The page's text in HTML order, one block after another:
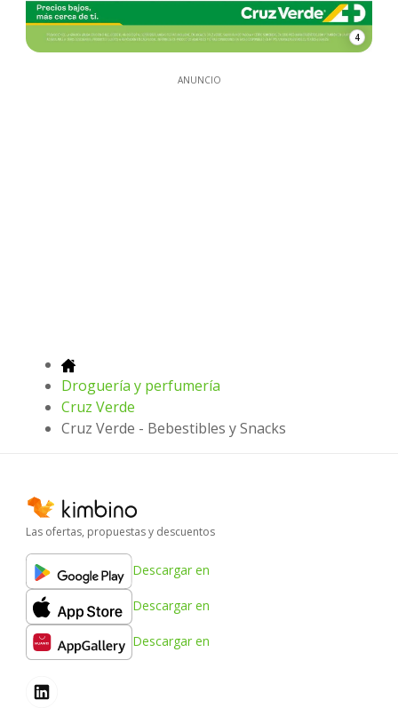
4
ANUNCIO
Droguería y perfumería
Cruz Verde
Cruz Verde - Bebestibles y Snacks
Las ofertas, propuestas y descuentos
Descargar en
Descargar en
Descargar en